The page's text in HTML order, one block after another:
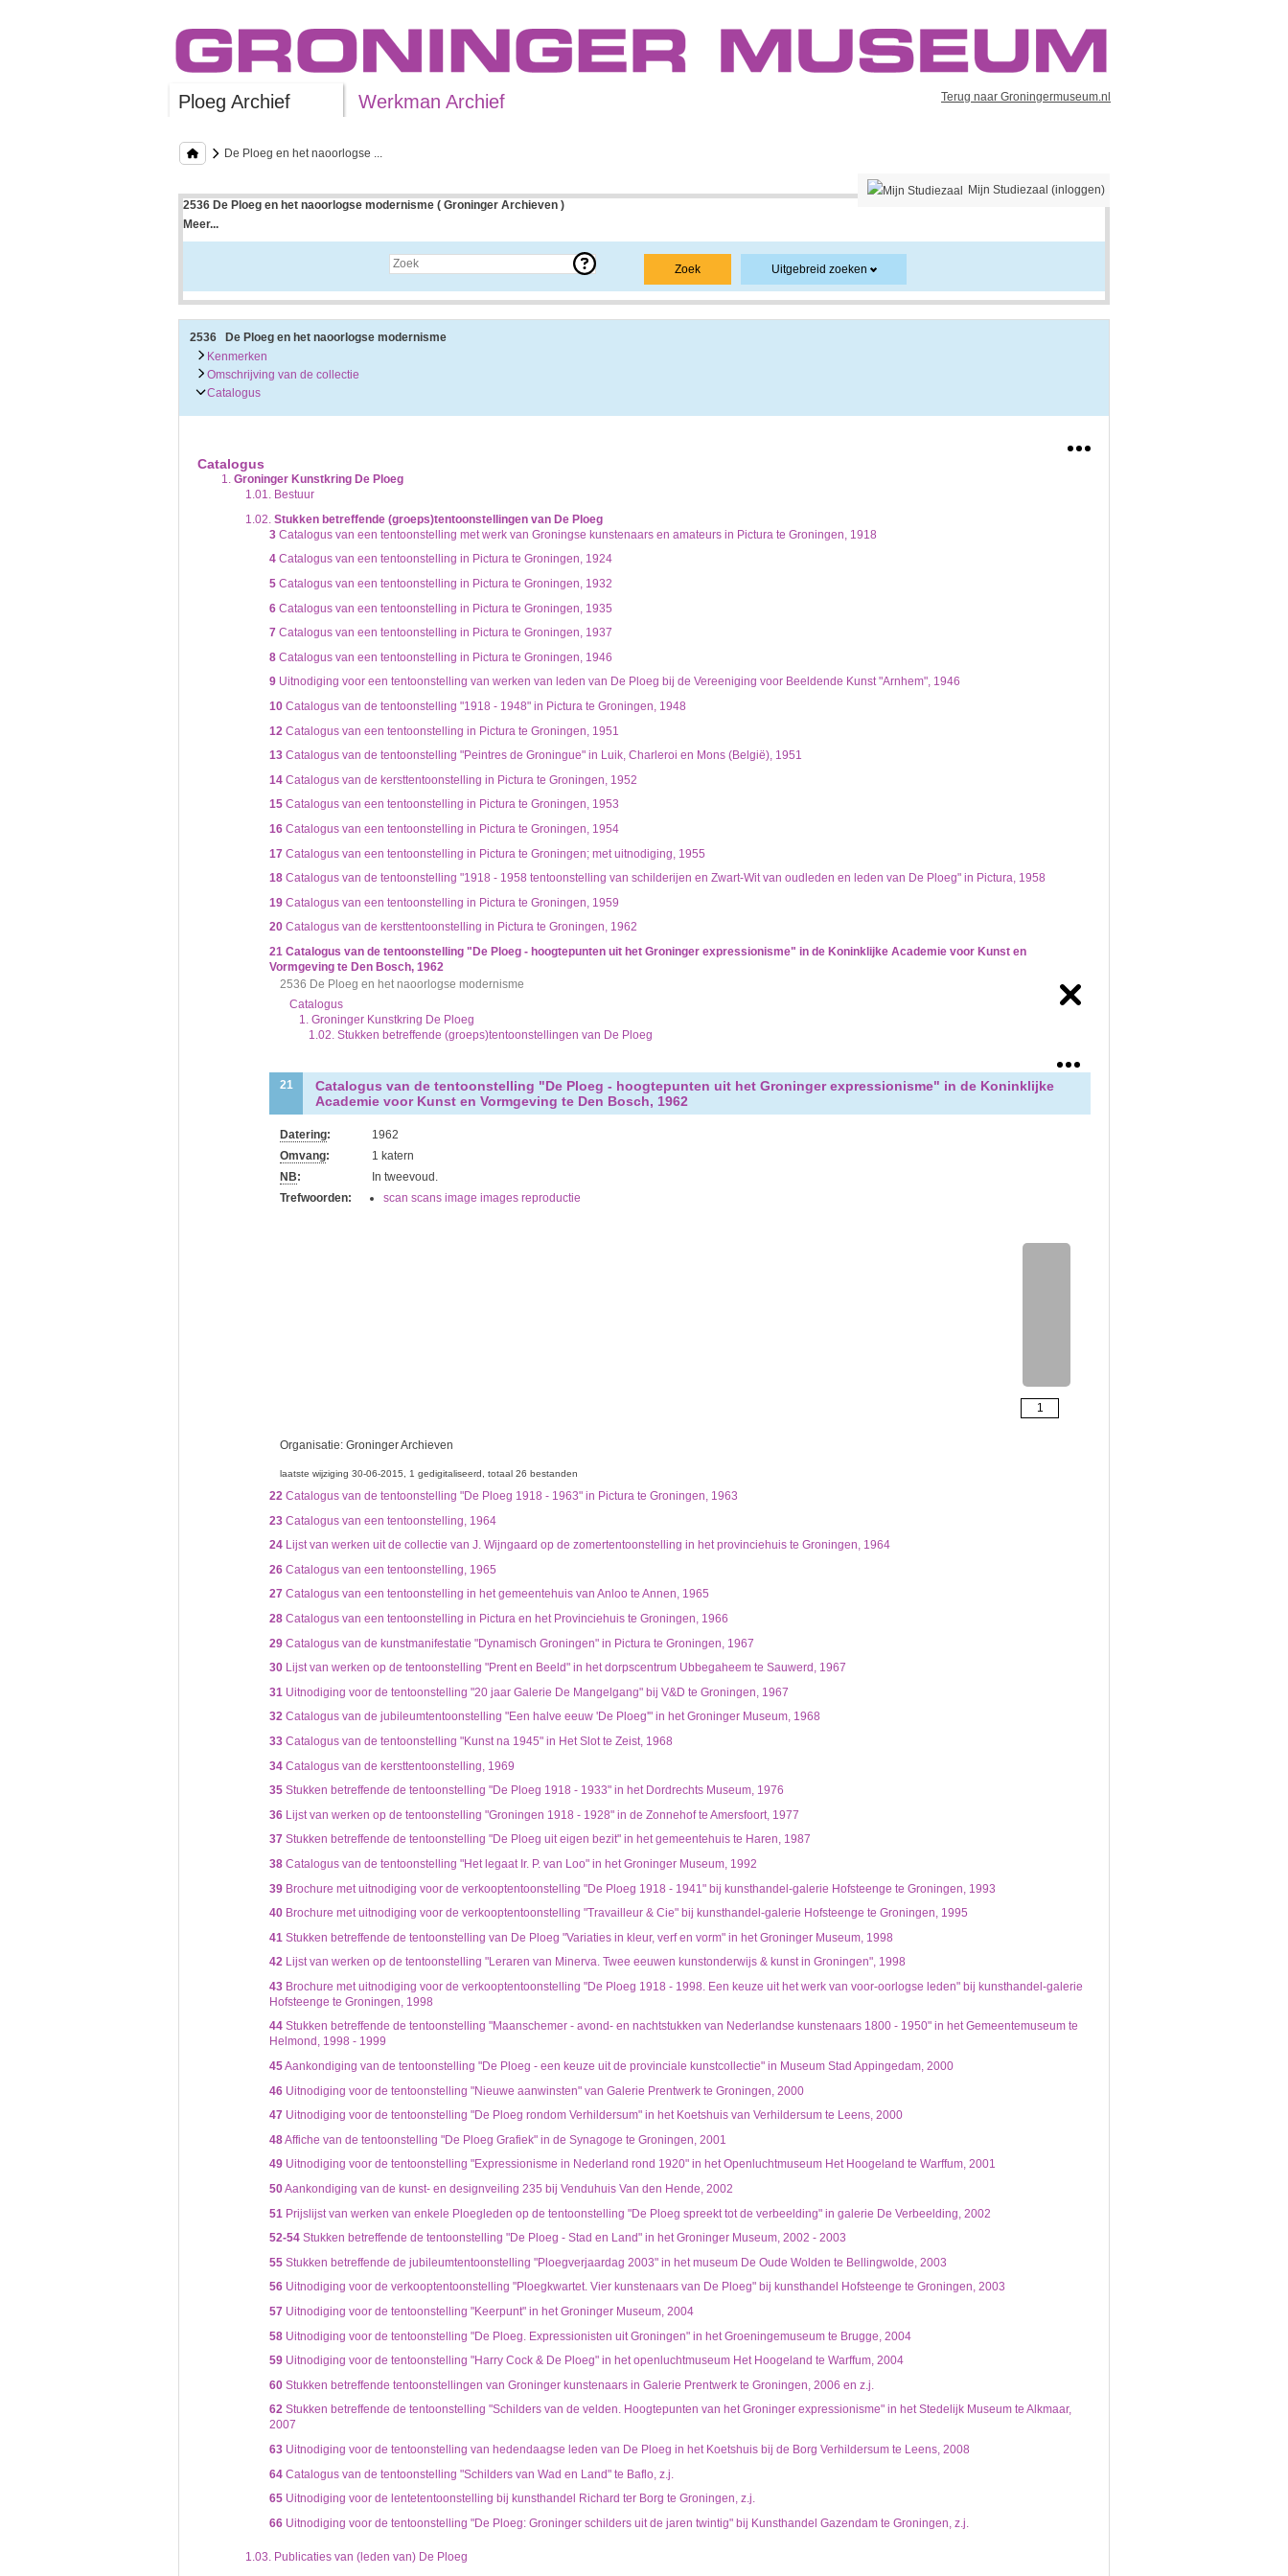
Ploeg Archief Werkman Archief Terug naar Groningermuseum.nl
De Ploeg en het naoorlogse ...
Mijn Studiezaal (inloggen)
2536 De Ploeg en het naoorlogse modernisme ( Groninger Archieven )
Meer...
Uitleg bij archieftoegang
Een archieftoegang geeft uitgebreide informatie over een bepaald archief.
• Kenmerken van het archief
• Inleiding op het archief
• Inventaris of plaatsingslijst
• Eventueel bijlagen
De kenmerken van het archief zijn o.m. de omvang, vindplaats, beschikbaarheid, openbaarheid en andere.
De inleiding op het archief bevat interessante informatie over de geschiedenis van het archief, achtergronden van de archiefvormer en kan ook aanwijzingen voor het gebruik
bevatten.
Bij het zoeken in de inventaris wordt de hiërarchie gevolgd. De rubrieken in de inventaris maken deel uit van de beschrijving op een lager niveau. Komt de zoekterm in een hoger
niveau voor, dan voldoen onderliggende niveaus ook aan de zoekvraag.
Zoek Uitgebreid zoeken
2536 De Ploeg en het naoorlogse modernisme
Kenmerken
Omschrijving van de collectie
Catalogus
Catalogus
1. Groninger Kunstkring De Ploeg
1.01.Bestuur
1.02. Stukken betreffende (groeps)tentoonstellingen van De Ploeg
3Catalogus van een tentoonstelling met werk van Groningse kunstenaars en amateurs in Pictura te Groningen, 1918
4Catalogus van een tentoonstelling in Pictura te Groningen, 1924
5Catalogus van een tentoonstelling in Pictura te Groningen, 1932
6Catalogus van een tentoonstelling in Pictura te Groningen, 1935
7Catalogus van een tentoonstelling in Pictura te Groningen, 1937
8Catalogus van een tentoonstelling in Pictura te Groningen, 1946
9Uitnodiging voor een tentoonstelling van werken van leden van De Ploeg bij de Vereeniging voor Beeldende Kunst "Arnhem", 1946
10Catalogus van de tentoonstelling "1918 - 1948" in Pictura te Groningen, 1948
12 Catalogus van een tentoonstelling in Pictura te Groningen, 1951
13Catalogus van de tentoonstelling "Peintres de Groningue" in Luik, Charleroi en Mons (België), 1951
14Catalogus van de kersttentoonstelling in Pictura te Groningen, 1952
15Catalogus van een tentoonstelling in Pictura te Groningen, 1953
16Catalogus van een tentoonstelling in Pictura te Groningen, 1954
17Catalogus van een tentoonstelling in Pictura te Groningen; met uitnodiging, 1955
18Catalogus van de tentoonstelling "1918 - 1958 tentoonstelling van schilderijen en Zwart-Wit van oudleden en leden van De Ploeg" in Pictura, 1958
19Catalogus van een tentoonstelling in Pictura te Groningen, 1959
20Catalogus van de kersttentoonstelling in Pictura te Groningen, 1962
21 Catalogus van de tentoonstelling "De Ploeg - hoogtepunten uit het Groninger expressionisme" in de Koninklijke Academie voor Kunst en
Vormgeving te Den Bosch, 1962
2536 De Ploeg en het naoorlogse modernisme
Catalogus
1. Groninger Kunstkring De Ploeg
1.02. Stukken betreffende (groeps)tentoonstellingen van De Ploeg
21
Catalogus van de tentoonstelling "De Ploeg - hoogtepunten uit het Groninger expressionisme" in de Koninklijke
Academie voor Kunst en Vormgeving te Den Bosch, 1962
Datering:
1962
Omvang:
1 katern
NB:
In tweevoud.
Trefwoorden:
scan scans image images reproductie
Organisatie: Groninger Archieven
laatste wijziging 30-06-2015 1 gedigitaliseerd totaal 26 bestanden
22Catalogus van de tentoonstelling "De Ploeg 1918 - 1963" in Pictura te Groningen, 1963
23Catalogus van een tentoonstelling, 1964
24Lijst van werken uit de collectie van J. Wijngaard op de zomertentoonstelling in het provinciehuis te Groningen, 1964
26Catalogus van een tentoonstelling, 1965
27Catalogus van een tentoonstelling in het gemeentehuis van Anloo te Annen, 1965
28Catalogus van een tentoonstelling in Pictura en het Provinciehuis te Groningen, 1966
29Catalogus van de kunstmanifestatie "Dynamisch Groningen" in Pictura te Groningen, 1967
30Lijst van werken op de tentoonstelling "Prent en Beeld" in het dorpscentrum Ubbegaheem te Sauwerd, 1967
31 Uitnodiging voor de tentoonstelling "20 jaar Galerie De Mangelgang" bij V&D te Groningen, 1967
32Catalogus van de jubileumtentoonstelling "Een halve eeuw 'De Ploeg'" in het Groninger Museum, 1968
33Catalogus van de tentoonstelling "Kunst na 1945" in Het Slot te Zeist, 1968
34Catalogus van de kersttentoonstelling, 1969
35Stukken betreffende de tentoonstelling "De Ploeg 1918 - 1933" in het Dordrechts Museum, 1976
36Lijst van werken op de tentoonstelling "Groningen 1918 - 1928" in de Zonnehof te Amersfoort, 1977
37Stukken betreffende de tentoonstelling "De Ploeg uit eigen bezit" in het gemeentehuis te Haren, 1987
38Catalogus van de tentoonstelling "Het legaat Ir. P. van Loo" in het Groninger Museum, 1992
39Brochure met uitnodiging voor de verkooptentoonstelling "De Ploeg 1918 - 1941" bij kunsthandel-galerie Hofsteenge te Groningen, 1993
40Brochure met uitnodiging voor de verkooptentoonstelling "Travailleur & Cie" bij kunsthandel-galerie Hofsteenge te Groningen, 1995
41 Stukken betreffende de tentoonstelling van De Ploeg "Variaties in kleur, verf en vorm" in het Groninger Museum, 1998
42Lijst van werken op de tentoonstelling "Leraren van Minerva. Twee eeuwen kunstonderwijs & kunst in Groningen", 1998
43Brochure met uitnodiging voor de verkooptentoonstelling "De Ploeg 1918 - 1998. Een keuze uit het werk van voor-oorlogse leden" bij kunsthandel-galerie
Hofsteenge te Groningen, 1998
44Stukken betreffende de tentoonstelling "Maanschemer - avond- en nachtstukken van Nederlandse kunstenaars 1800 - 1950" in het Gemeentemuseum te
Helmond, 1998 - 1999
45Aankondiging van de tentoonstelling "De Ploeg - een keuze uit de provinciale kunstcollectie" in Museum Stad Appingedam, 2000
46Uitnodiging voor de tentoonstelling "Nieuwe aanwinsten" van Galerie Prentwerk te Groningen, 2000
47Uitnodiging voor de tentoonstelling "De Ploeg rondom Verhildersum" in het Koetshuis van Verhildersum te Leens, 2000
48Affiche van de tentoonstelling "De Ploeg Grafiek" in de Synagoge te Groningen, 2001
49Uitnodiging voor de tentoonstelling "Expressionisme in Nederland rond 1920" in het Openluchtmuseum Het Hoogeland te Warffum, 2001
50Aankondiging van de kunst- en designveiling 235 bij Venduhuis Van den Hende, 2002
51 Prijslijst van werken van enkele Ploegleden op de tentoonstelling "De Ploeg spreekt tot de verbeelding" in galerie De Verbeelding, 2002
52-54Stukken betreffende de tentoonstelling "De Ploeg - Stad en Land" in het Groninger Museum, 2002 - 2003
55Stukken betreffende de jubileumtentoonstelling "Ploegverjaardag 2003" in het museum De Oude Wolden te Bellingwolde, 2003
56Uitnodiging voor de verkooptentoonstelling "Ploegkwartet. Vier kunstenaars van De Ploeg" bij kunsthandel Hofsteenge te Groningen, 2003
57Uitnodiging voor de tentoonstelling "Keerpunt" in het Groninger Museum, 2004
58Uitnodiging voor de tentoonstelling "De Ploeg. Expressionisten uit Groningen" in het Groeningemuseum te Brugge, 2004
59Uitnodiging voor de tentoonstelling "Harry Cock & De Ploeg" in het openluchtmuseum Het Hoogeland te Warffum, 2004
60Stukken betreffende tentoonstellingen van Groninger kunstenaars in Galerie Prentwerk te Groningen, 2006 en z.j.
62Stukken betreffende de tentoonstelling "Schilders van de velden. Hoogtepunten van het Groninger expressionisme" in het Stedelijk Museum te Alkmaar,
2007
63Uitnodiging voor de tentoonstelling van hedendaagse leden van De Ploeg in het Koetshuis bij de Borg Verhildersum te Leens, 2008
64Catalogus van de tentoonstelling "Schilders van Wad en Land" te Baflo, z.j.
65Uitnodiging voor de lentetentoonstelling bij kunsthandel Richard ter Borg te Groningen, z.j.
66Uitnodiging voor de tentoonstelling "De Ploeg: Groninger schilders uit de jaren twintig" bij Kunsthandel Gazendam te Groningen, z.j.
1.03.Publicaties van (leden van) De Ploeg